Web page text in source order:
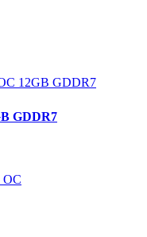
GDDR7